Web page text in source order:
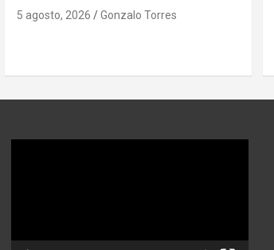
5 agosto, 2026 Gonzalo Torres